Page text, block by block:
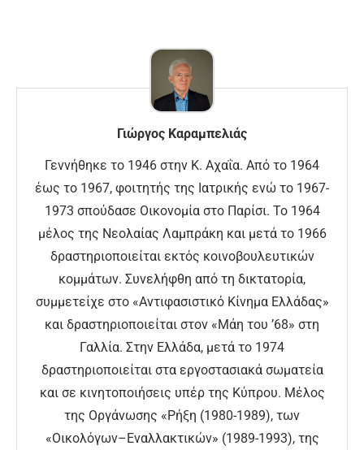
Γιώργος Καραμπελιάς
Γεννήθηκε το 1946 στην Κ. Αχαΐα. Από το 1964
έως το 1967, φοιτητής της Ιατρικής ενώ το 1967-
1973 σπούδασε Οικονομία στο Παρίσι. Το 1964
μέλος της Νεολαίας Λαμπράκη και μετά το 1966
δραστηριοποιείται εκτός κοινοβουλευτικών
κομμάτων. Συνελήφθη από τη δικτατορία,
συμμετείχε στο «Αντιφασιστικό Κίνημα Ελλάδας»
και δραστηριοποιείται στον «Μάη του ’68» στη
Γαλλία. Στην Ελλάδα, μετά το 1974
δραστηριοποιείται στα εργοστασιακά σωματεία
και σε κινητοποιήσεις υπέρ της Κύπρου. Μέλος
της Οργάνωσης «Ρήξη (1980-1989), των
«Οικολόγων–Εναλλακτικών» (1989-1993), της